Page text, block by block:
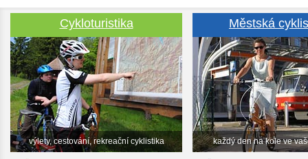
Cykloturistika
výlety, cestování, rekreační cyklistika
Městská
každý den na kole ve